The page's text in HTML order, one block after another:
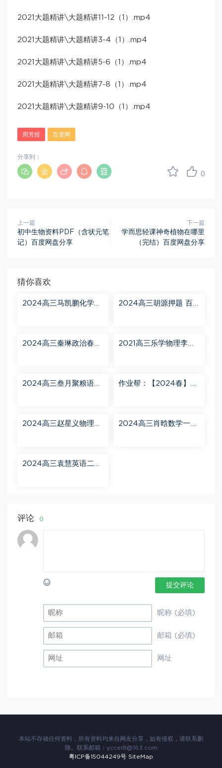
2021大题精讲\大题精讲11-12（1）.mp4
2021大题精讲\大题精讲3-4（1）.mp4
2021大题精讲\大题精讲5-6（1）.mp4
2021大题精讲\大题精讲7-8（1）.mp4
2021大题精讲\大题精讲9-10（1）.mp4
周芳煜 百度网
0
分享到：
上一篇
初中生物资料PDF（含状元笔
记）百度网盘分享
下一篇
学而思轻课神奇植物在哪里
（完结）百度网盘分享
猜你喜欢
2024高三马凯鹏化学一
2024高三胡源押题 百
2024高三秦琳政治春季
2021高三乐学物理李玮
2024高三叁月聚粮语文
作业帮：【2024春】高
2024高三赵星义物理二
2024高三肖晗数学一轮
2024高三袁慧英语二轮
评论 0
提交评论
昵称 (必填)
邮箱 (必填)
网址
本站不存储任何资料，所有资料均来自网友分享，如有侵权，请联系删
除。联系邮箱： yccei8@163.com
粤ICP备15044249号 SiteMap